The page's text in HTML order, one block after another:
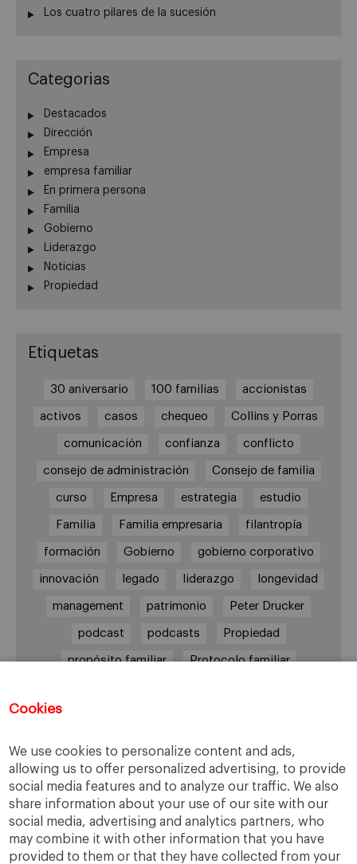
Cookies
We use cookies to personalize content and ads,
allowing us to offer personalized advertising, to provide
social media features and to analyze our traffic. We also
share information about your use of our site with our
social media, advertising and analytics partners, who
may combine it with other information that you have
provided to them or that they have collected from your
Los cuatro pilares de la sucesión
Categorias
Destacados
Dirección
Empresa
empresa familiar
En primera persona
Familia
Gobierno
Liderazgo
Noticias
Propiedad
Etiquetas
30 aniversario 100 familias accionistas
activos casos chequeo Collins y Porras
comunicación confianza conflicto
consejo de administración Consejo de familia
curso Empresa estrategia estudio
Familia Familia empresaria filantropía
formación Gobierno gobierno corporativo
innovación legado liderazgo longevidad
management patrimonio Peter Drucker
podcast podcasts Propiedad
propósito familiar Protocolo familiar
salud
toma de decisiones valores virtudes
Enlaces